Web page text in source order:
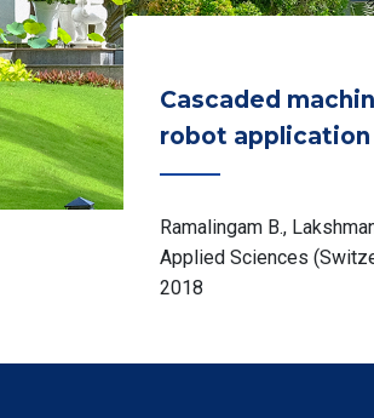
Cascaded
robot application
Ramalingam B.,
Applied Sciences
2018